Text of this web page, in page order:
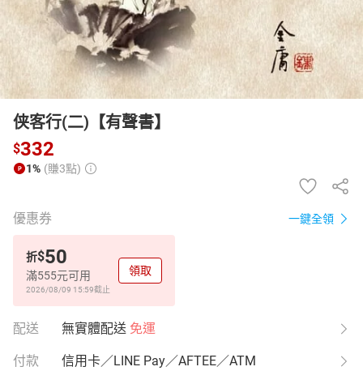
侠客行(二)【有聲書】
$332
1% (賺3點)
優惠券 一鍵全領
折$50
滿555元可用
2026/08/09 15:59截止
領取
配送 無實體配送 免運
付款 信用卡／LINE Pay／AFTEE／ATM